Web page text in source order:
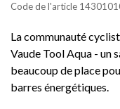
Code de l'article
La communauté
Vaude Tool Aqua - un
beaucoup de place
barres énergétiques.